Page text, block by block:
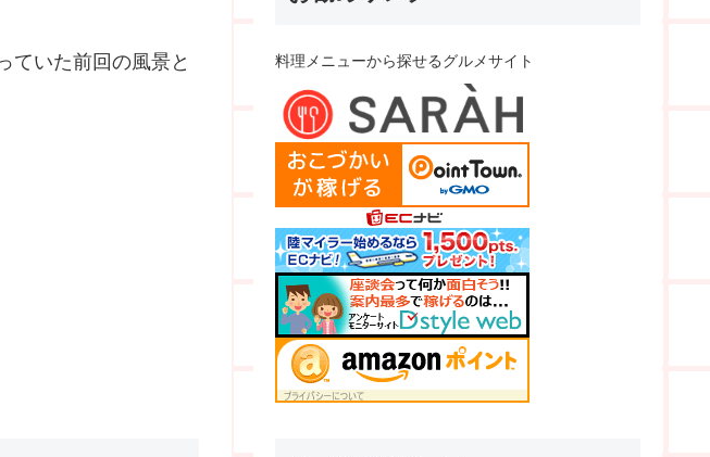
ていた前回の風景と
料理メニューから探せるグルメサイト